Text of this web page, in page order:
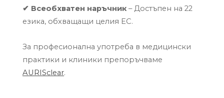
✔ Всеобхватен наръчник – Достъпен на 22
езика, обхващащи целия ЕС.
За професионална употреба в медицински
практики и клиники препоръчваме
AURISclear.